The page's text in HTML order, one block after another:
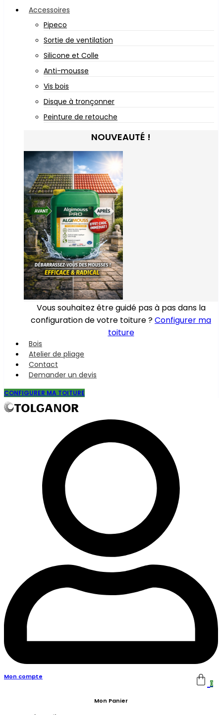
Accessoires
Pipeco
Sortie de ventilation
Silicone et Colle
Anti-mousse
Vis bois
Disque à tronçonner
Peinture de retouche
NOUVEAUTÉ !
Vous souhaitez être guidé pas à pas dans la
configuration de votre toiture ?Configurer ma
toiture
Bois
Atelier de pliage
Contact
Demander un devis
CONFIGURER MA TOITURE
Mon compte
0
Mon Panier